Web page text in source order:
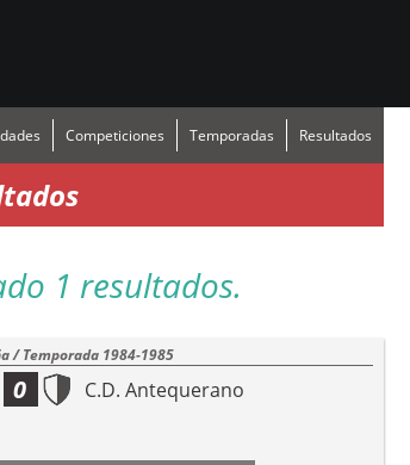
Competiciones Temporadas Resultados
1 resultados.
/ Temporada 1984-1985
C.D. Antequerano
0